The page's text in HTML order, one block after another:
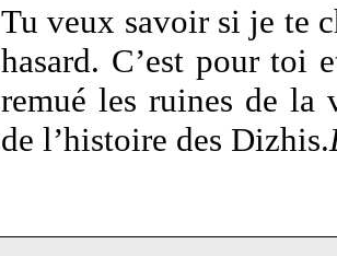
Tu veux savoir si je te
hasard. C’est pour toi
remué les ruines de
de l’histoire des Dizhis.